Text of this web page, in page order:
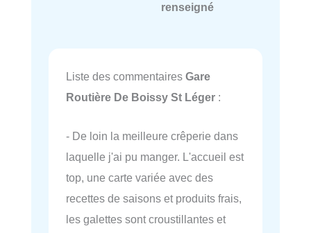
renseigné
Liste des commentaires Gare
Routière De Boissy St Léger :
- De loin la meilleure crêperie dans
laquelle j'ai pu manger. L'accueil est
top, une carte variée avec des
recettes de saisons et produits frais,
les galettes sont croustillantes et